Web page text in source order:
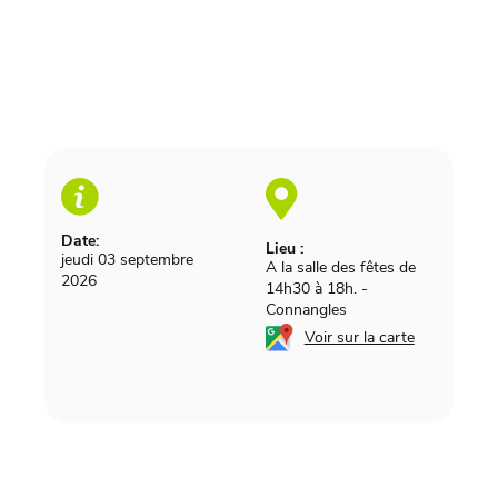
Date:
jeudi 03 septembre
2026
Lieu :
A la salle des fêtes de
14h30 à 18h. -
Connangles
Voir sur la carte